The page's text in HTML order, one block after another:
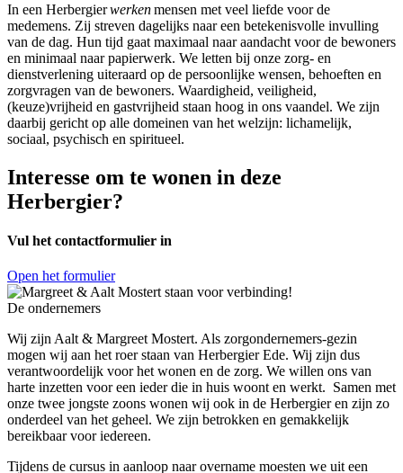
In een Herbergierwerkenmensen met veel liefde voor de
medemens. Zij streven dagelijks naar een betekenisvolle invulling
van de dag. Hun tijd gaat maximaal naar aandacht voor de bewoners
en minimaal naar papierwerk. We letten bij onze zorg- en
dienstverlening uiteraard op de persoonlijke wensen, behoeften en
zorgvragen van de bewoners. Waardigheid, veiligheid,
(keuze)vrijheid en gastvrijheid staan hoog in ons vaandel. We zijn
daarbij gericht op alle domeinen van het welzijn: lichamelijk,
sociaal, psychisch en spiritueel.
Interesse om te wonen in deze
Herbergier?
Vul het contactformulier in
Open het formulier
De ondernemers
Wij zijn Aalt & Margreet Mostert. Als zorgondernemers-gezin
mogen wij aan het roer staan van Herbergier Ede. Wij zijn dus
verantwoordelijk voor het wonen en de zorg. We willen ons van
harte inzetten voor een ieder die in huis woont en werkt. Samen met
onze twee jongste zoons wonen wij ook in de Herbergier en zijn zo
onderdeel van het geheel. We zijn betrokken en gemakkelijk
bereikbaar voor iedereen.
Tijdens de cursus in aanloop naar overname moesten we uit een